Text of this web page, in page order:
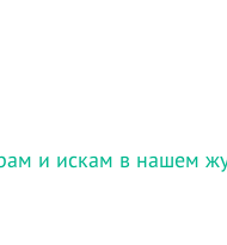
и искам в нашем